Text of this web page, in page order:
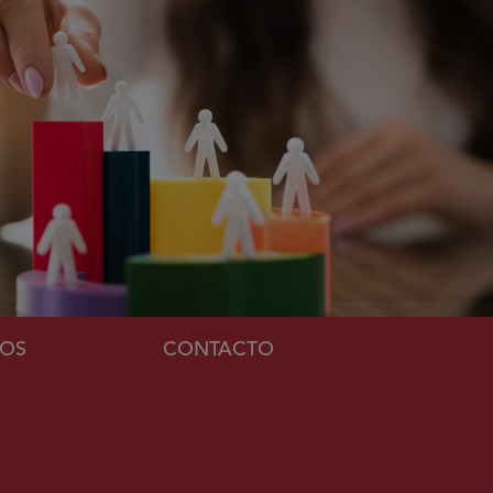
CONTACTO